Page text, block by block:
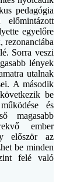
pedagógia
egyelőre
rezonanciába
Sorra veszi
lények
utalnak
A második
be
és
magasabb
ember
először az
be minden
felé való